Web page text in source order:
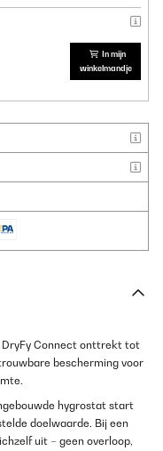
In mijn
winkelmandje
DryFy Connect onttrekt tot
bescherming voor
hygrostat start
doelwaarde. Bij een
uit – geen overloop,